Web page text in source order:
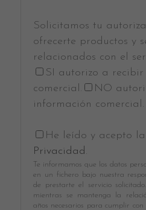
Solicitamos tu
ofrecerte productos y
relacionados con el
SI autorizo a
comercial.
NO
información comercial.
He leído y acepto la
Privacidad .
Te informamos que los datos
en un fichero bajo nuestra
de prestarte el servicio
mientras se mantenga la
años necesarios para cumplir con